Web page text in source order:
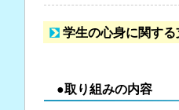
学生の心身に関する
●取り組みの内容